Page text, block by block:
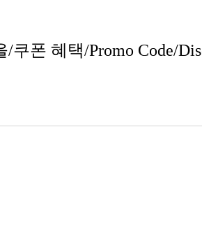
폰 혜택/Promo Code/